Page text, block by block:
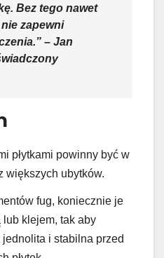
Bez tego nawet
zapewni
– Jan
płytkami powinny być w
większych ubytków.
fug, koniecznie je
lub klejem, tak aby
jednolita i stabilna przed